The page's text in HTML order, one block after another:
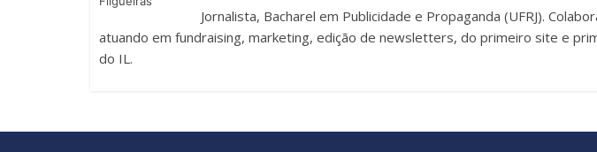
Jornalista, Bacharel em Publicidade e Propaganda (UFRJ).
atuando em fundraising, marketing, edição de newsletters, do primeiro site e
do IL.